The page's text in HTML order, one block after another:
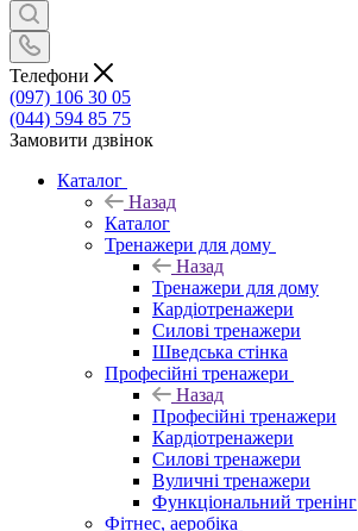
Телефони
(097) 106 30 05
(044) 594 85 75
Замовити дзвінок
Каталог
Назад
Каталог
Тренажери для дому
Назад
Тренажери для дому
Кардіотренажери
Силові тренажери
Шведська стінка
Професійні тренажери
Назад
Професійні тренажери
Кардіотренажери
Силові тренажери
Вуличні тренажери
Функціональний тренінг
Фітнес, аеробіка